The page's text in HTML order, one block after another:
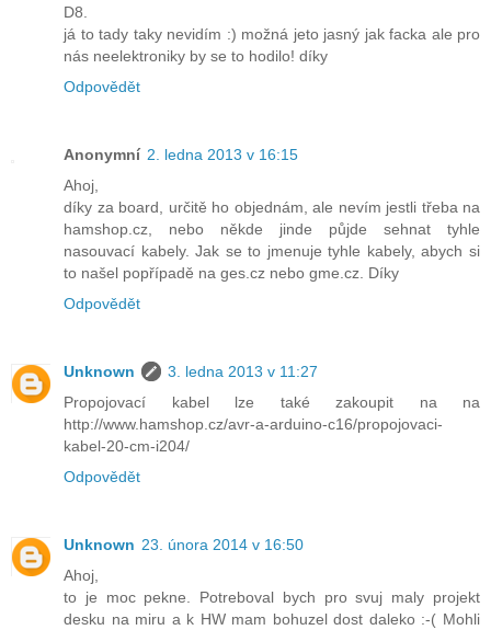
D8.
já to tady taky nevidím :) možná jeto jasný jak facka ale pro
nás neelektroniky by se to hodilo! díky
Odpovědět
Anonymní 2. ledna 2013 v 16:15
Ahoj,
díky za board, určitě ho objednám, ale nevím jestli třeba na
hamshop.cz, nebo někde jinde půjde sehnat tyhle
nasouvací kabely. Jak se to jmenuje tyhle kabely, abych si
to našel popřípadě na ges.cz nebo gme.cz. Díky
Odpovědět
Unknown
3. ledna 2013 v 11:27
Propojovací kabel lze také zakoupit na na
http://www.hamshop.cz/avr-a-arduino-c16/propojovaci-
kabel-20-cm-i204/
Odpovědět
Unknown 23. února 2014 v 16:50
Ahoj,
to je moc pekne. Potreboval bych pro svuj maly projekt
desku na miru a k HW mam bohuzel dost daleko :-( Mohli